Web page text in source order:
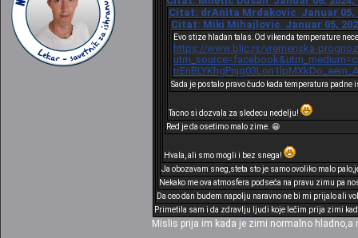
Citat: drAnita Mrdakovic Januar 05,
Citat: Miki Mihajlovic Januar 05,
Evo stize hladan talas.Od vikenda temperature
https://www.blic.rs/vremenska-
Sada je postalo pravo čudo kada temperatura padne
Tacno si dozvala za sledecu nedelju!
Red je da osetimo malo zime. 😁
Hvala, ali smo mogli i bez snega!
Ja obozavam sneg,steta sto je samo ovoliko malo
Nekako me ova atmosfera podseća na pravu zimu pa
Da ceo dan budem napolju naravno ne bi mi prijalo ali
Primetila sam i da zdravlju ljudi koje lečim prija zimi
Mislis prija im kada je zimi normalno hladno,a